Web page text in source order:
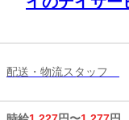
配送・物流スタッフ